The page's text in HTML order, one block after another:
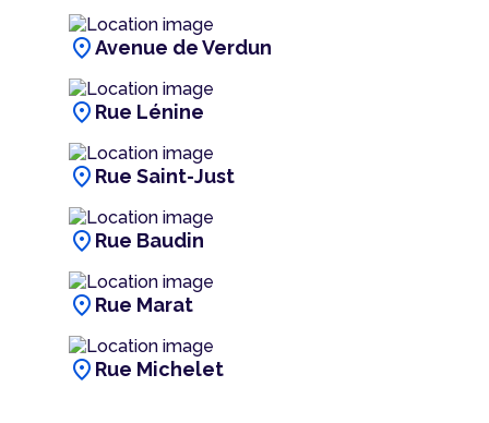
location_onAvenue de Verdun
location_on Rue Lénine
location_on Rue Saint-Just
location_on Rue Baudin
location_on Rue Marat
location_on Rue Michelet